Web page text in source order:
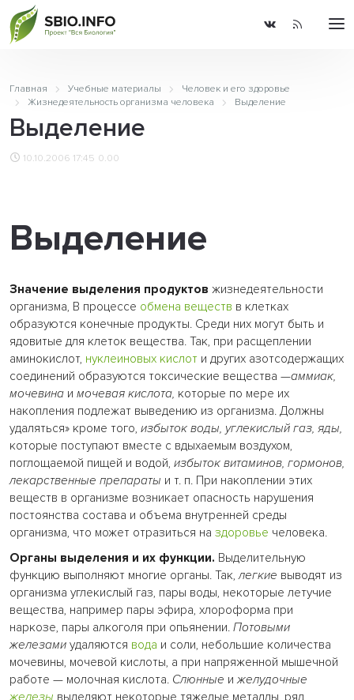
Главная Учебные материалы
Человек и его здоровье
Жизнедеятельность организма человека
Выделение
Выделение
10.10.2006 17:45 0.00
Выделение
Значение выделения продуктов жизнедеятельности
организма, В процессе обмена веществ в клетках
образуются конечные продукты. Среди них могут быть и
ядовитые для клеток вещества. Так, при расщеплении
аминокислот, нуклеиновых кислот и других азотсодержащих
соединений образуются токсические вещества —аммиак,
мочевина и мочевая кислота, которые по мере их
накопления подлежат выведению из организма. Должны
удаляться» кроме того, избыток воды, углекислый газ, яды,
которые поступают вместе с вдыхаемым воздухом,
поглощаемой пищей и водой, избыток витаминов, гормонов,
лекарственные препараты и т. п. При накоплении этих
веществ в организме возникает опасность нарушения
постоянства состава и объема внутренней среды
организма, что может отразиться на здоровье человека.
Органы выделения и их функции. Выделительную
функцию выполняют многие органы. Так,легкие выводят из
организма углекислый газ, пары воды, некоторые летучие
вещества, например пары эфира, хлороформа при
наркозе, пары алкоголя при опьянении. Потовыми
железами удаляются вода и соли, небольшие количества
мочевины, мочевой кислоты, а при напряженной мышечной
работе — молочная кислота. Слюнные ижелудочные
железы выделяют некоторые тяжелые металлы, ряд